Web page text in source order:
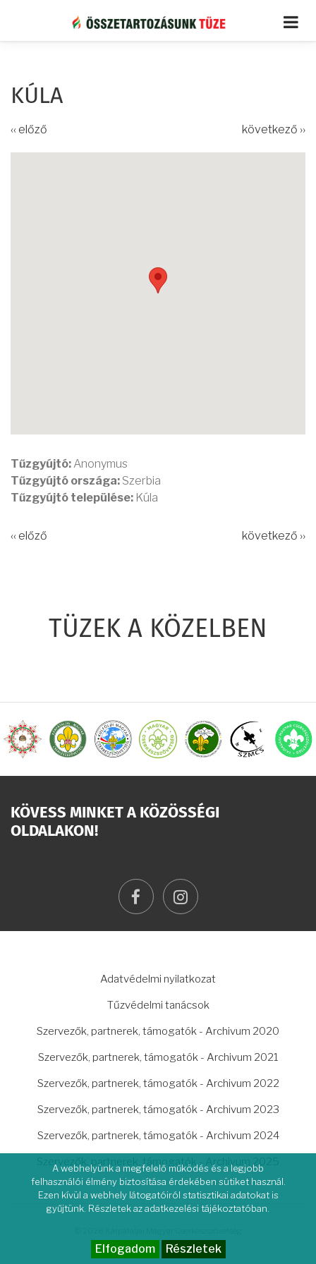
tartalomra
KÚLA
‹‹ előző következő ››
Tűzgyújtó: Anonymus
Tűzgyújtó országa: Szerbia
Tűzgyújtó települése: Kúla
‹‹ előző következő ››
TÜZEK A KÖZELBEN
KÖVESS MINKET A KÖZÖSSÉGI
OLDALAKON!
facebookinstagram
Adatvédelmi nyilatkozat
Tűzvédelmi tanácsok
Szervezők, partnerek, támogatók - Archivum 2020
Szervezők, partnerek, támogatók - Archivum 2021
Szervezők, partnerek, támogatók - Archivum 2022
Szervezők, partnerek, támogatók - Archivum 2023
Szervezők, partnerek, támogatók - Archivum 2024
Szervezők, partnerek, támogatók - Archivum 2025
A webhelyünk a megfelelő működés és a legjobb
felhasználói élmény biztosítása érdekében sütiket használ.
Ezen kívül a webhely látogatóiról statisztikai adatokat is
gyűjtünk. Részletek az adatkezelési tájékoztatóban.
Elfogadom Részletek